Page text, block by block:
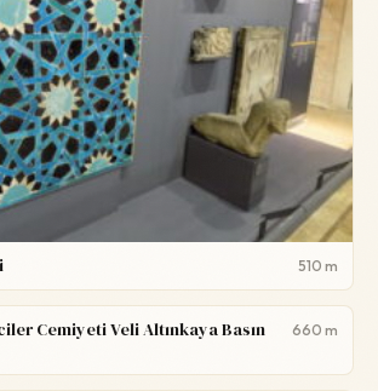
510 m
Cemiyeti Veli Altınkaya Basın
660 m